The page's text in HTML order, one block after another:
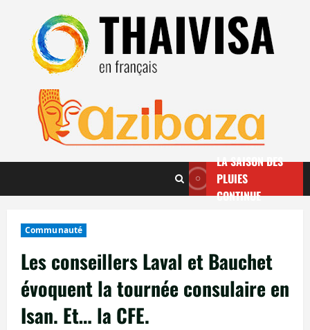
contenu
LA SAISON DES
PLUIES
CONTINUE
Communauté
Les conseillers Laval et Bauchet
évoquent la tournée consulaire en
Isan. Et… la CFE.